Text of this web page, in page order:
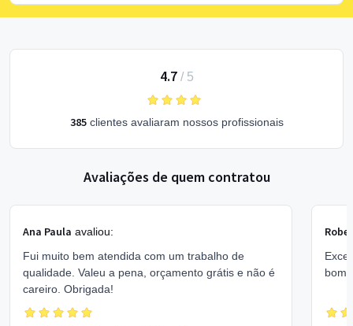
4.7/ 5
385clientes avaliaram nossos profissionais
Avaliações de quem contratou
Ana Paula avaliou:
Fui muito bem atendida com um trabalho de
qualidade. Valeu a pena, orçamento grátis e não é
careiro. Obrigada!
bom